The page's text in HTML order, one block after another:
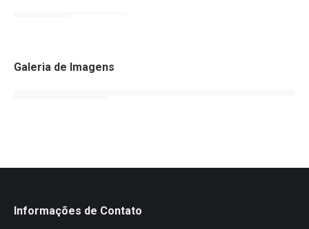
Galeria de Imagens
Informações de Contato